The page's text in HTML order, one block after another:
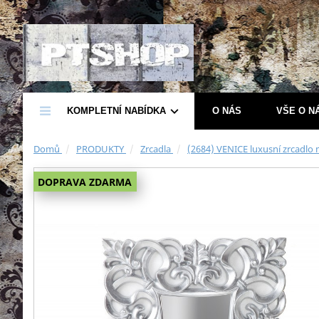

KOMPLETNÍ NABÍDKA O NÁS VŠE O
Domů PRODUKTY Zrcadla (2684) VENICE luxusní zrcadlo
DOPRAVA ZDARMA